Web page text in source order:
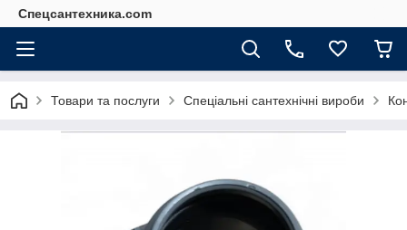
Спецсантехника.com
Товари та послуги Спеціальні сантехнічні вироби